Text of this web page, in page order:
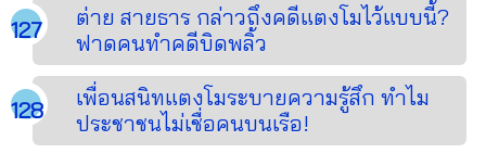
ต่าย สายธาร กล่าวถึงคดีแตงโมไว้แบบนี้?
ฟาดคนทำคดีบิดพลิ้ว
เพื่อนสนิทแตงโมระบายความรู้สึก ทำไม
ประชาชนไม่เชื่อคนบนเรือ!